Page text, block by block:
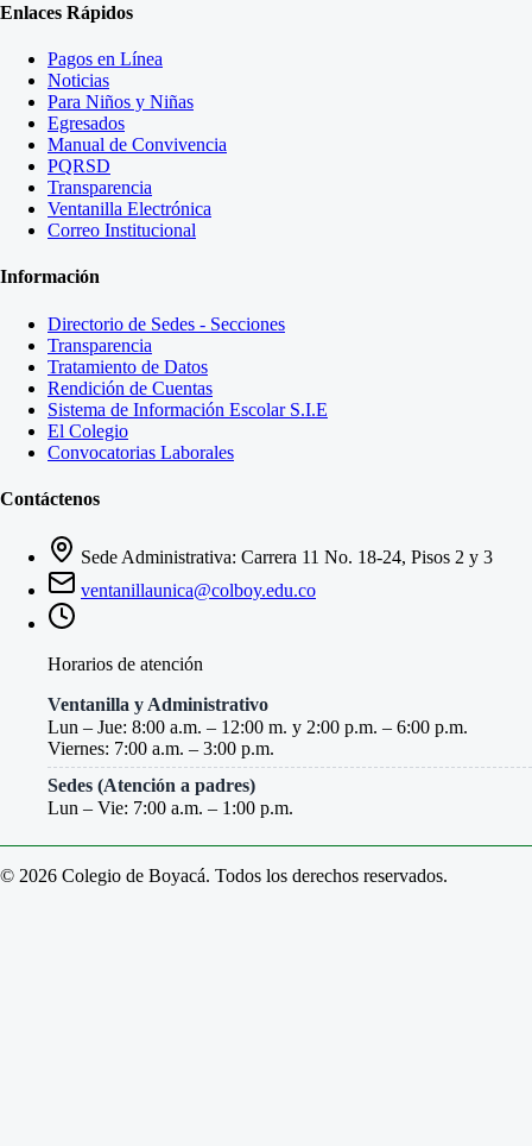
Enlaces Rápidos
Pagos en Línea
Noticias
Para Niños y Niñas
Egresados
Manual de Convivencia
PQRSD
Transparencia
Ventanilla Electrónica
Correo Institucional
Información
Directorio de Sedes - Secciones
Transparencia
Tratamiento de Datos
Rendición de Cuentas
Sistema de Información Escolar S.I.E
El Colegio
Convocatorias Laborales
Contáctenos
Sede Administrativa: Carrera 11 No. 18-24, Pisos 2 y 3
ventanillaunica@colboy.edu.co
Horarios de atención
Ventanilla y Administrativo
Lun – Jue: 8:00 a.m. – 12:00 m. y 2:00 p.m. – 6:00 p.m.
Viernes: 7:00 a.m. – 3:00 p.m.
Sedes (Atención a padres)
Lun – Vie: 7:00 a.m. – 1:00 p.m.
© 2026 Colegio de Boyacá. Todos los derechos reservados.